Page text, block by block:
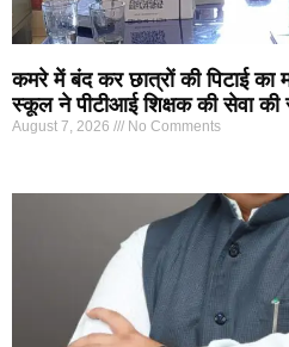
कमरे में बंद कर छात्रों की पिटाई का
स्कूल ने पीटीआई शिक्षक की सेवा की
August 7, 2026 No Comments